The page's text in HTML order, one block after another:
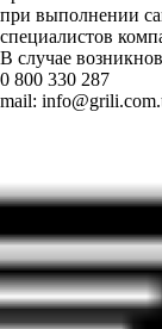
при выполнении
специалистов
В случае
0 800 330 287
mail: